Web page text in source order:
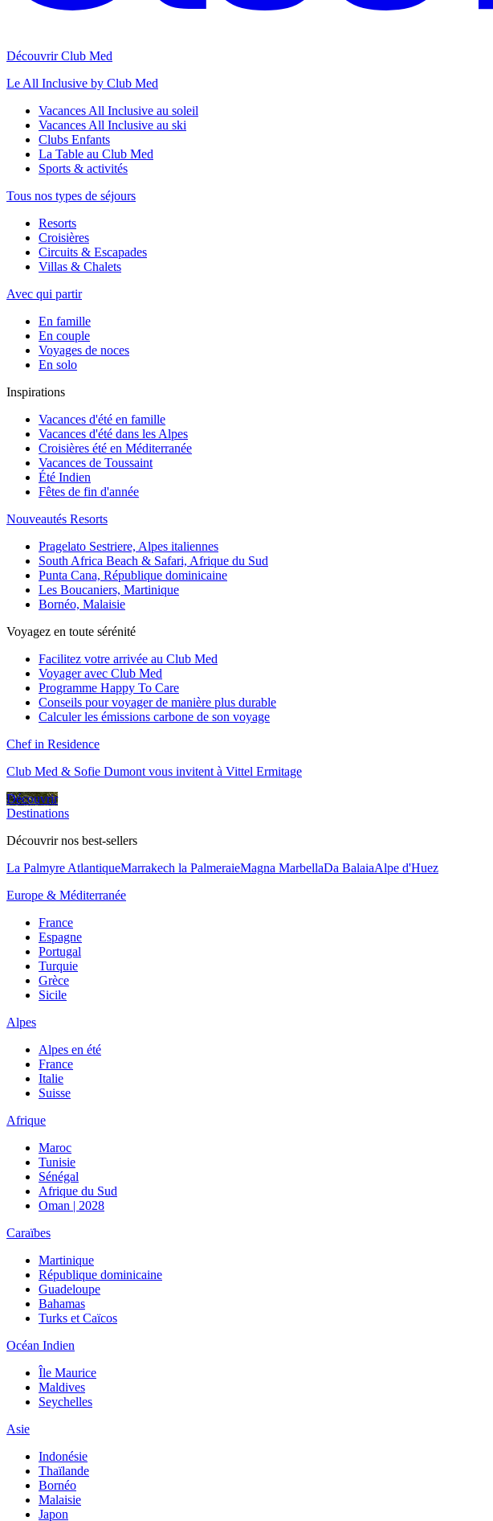
Découvrir Club Med
Le All Inclusive by Club Med
Vacances All Inclusive au soleil
Vacances All Inclusive au ski
Clubs Enfants
La Table au Club Med
Sports & activités
Tous nos types de séjours
Resorts
Croisières
Circuits & Escapades
Villas & Chalets
Avec qui partir
En famille
En couple
Voyages de noces
En solo
Inspirations
Vacances d'été en famille
Vacances d'été dans les Alpes
Croisières été en Méditerranée
Vacances de Toussaint
Été Indien
Fêtes de fin d'année
Nouveautés Resorts
Pragelato Sestriere, Alpes italiennes
South Africa Beach & Safari, Afrique du Sud
Punta Cana, République dominicaine
Les Boucaniers, Martinique
Bornéo, Malaisie
Voyagez en toute sérénité
Facilitez votre arrivée au Club Med
Voyager avec Club Med
Programme Happy To Care
Conseils pour voyager de manière plus durable
Calculer les émissions carbone de son voyage
Chef in Residence
Club Med & Sofie Dumont vous invitent à Vittel Ermitage
Découvrir
Destinations
Découvrir nos best-sellers
La Palmyre AtlantiqueMarrakech la PalmeraieMagna MarbellaDa BalaiaAlpe d'Huez
Europe & Méditerranée
France
Espagne
Portugal
Turquie
Grèce
Sicile
Alpes
Alpes en été
France
Italie
Suisse
Afrique
Maroc
Tunisie
Sénégal
Afrique du Sud
Oman | 2028
Caraïbes
Martinique
République dominicaine
Guadeloupe
Bahamas
Turks et Caïcos
Océan Indien
Île Maurice
Maldives
Seychelles
Asie
Indonésie
Thaïlande
Bornéo
Malaisie
Japon